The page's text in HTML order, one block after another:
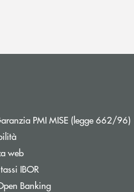
PMI MISE (legge 662/96)
web
IBORApre una nuova finestra
BankingApre una nuova